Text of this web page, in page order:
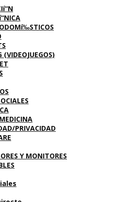
(VIDEOJUEGOS)
PRIVACIDAD
Y MONITORES